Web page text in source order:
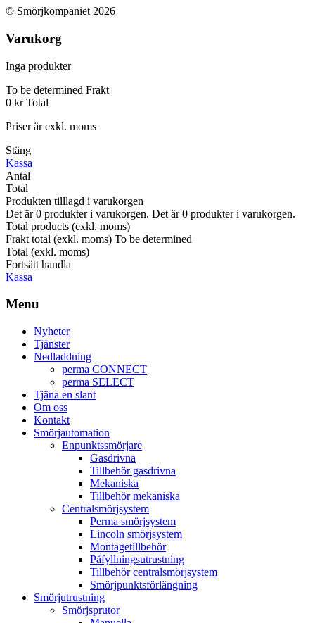
© Smörjkompaniet 2026
Varukorg
Inga produkter
To be determined Frakt
0 kr Total
Priser är exkl. moms
Stäng
Kassa
Antal
Total
Produkten tilllagd i varukorgen
Det är0 produkter i varukorgen. Det är0 produkter i varukorgen.
Total products (exkl. moms)
Frakt total (exkl. moms) To be determined
Total (exkl. moms)
Fortsätt handla
Kassa
Menu
Nyheter
Tjänster
Nedladdning
perma CONNECT
perma SELECT
Tjäna en slant
Om oss
Kontakt
Smörjautomation
Enpunktssmörjare
Gasdrivna
Tillbehör gasdrivna
Mekaniska
Tillbehör mekaniska
Centralsmörjsystem
Perma smörjsystem
Lincoln smörjsystem
Montagetillbehör
Påfyllningsutrustning
Tillbehör centralsmörjsystem
Smörjpunktsförlängning
Smörjutrustning
Smörjsprutor